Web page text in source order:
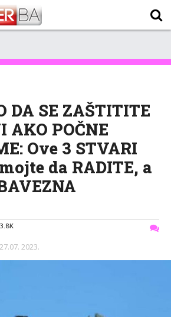
DA SE ZAŠTITITE
AKO POČNE
Ove 3 STVARI
da RADITE, a
27.07. 2023.